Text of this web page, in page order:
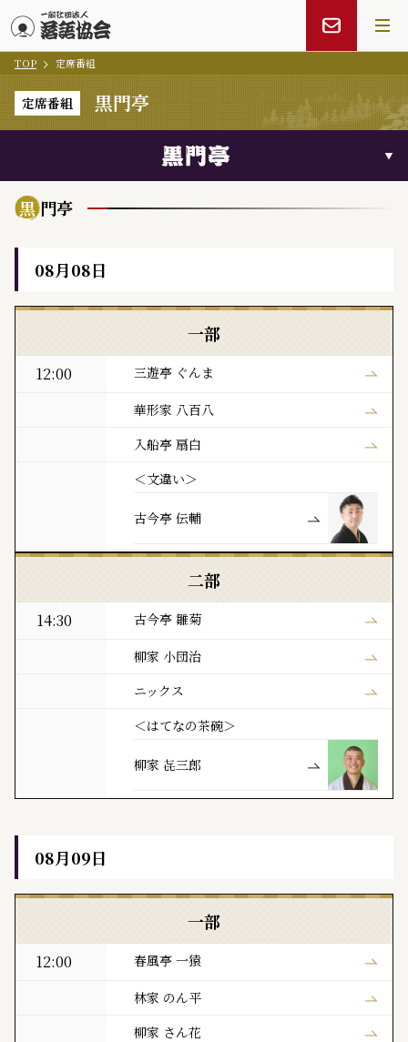
メインコンテンツにスキップ
TOP 定席番組
定席番組 黒門亭
黒 門亭
08月08日
黒門亭 本日の寄席出演者
一部
12:00 三遊亭 ぐんま
華形家 八百八
入船亭 扇白
＜文違い＞
古今亭 伝輔
二部
14:30 古今亭 雛菊
柳家 小団治
ニックス
＜はてなの茶碗＞
柳家 㐂三郎
08月09日
黒門亭 本日の寄席出演者
一部
12:00 春風亭 一猿
林家 のん平
柳家 さん花